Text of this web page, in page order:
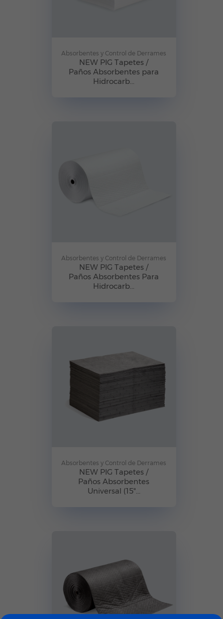
Absorbentes y Control de Derrames
NEW PIG Tapetes /
Paños Absorbentes para
Hidrocarb...
Absorbentes y Control de Derrames
NEW PIG Tapetes /
Paños Absorbentes Para
Hidrocarb...
Absorbentes y Control de Derrames
NEW PIG Tapetes /
Paños Absorbentes
Universal (15"...